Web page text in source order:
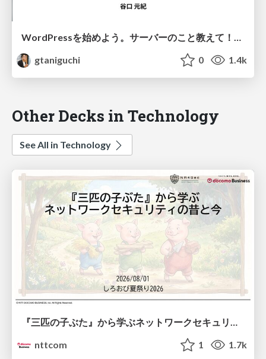
WordPressを始めよう。サーバーのこと教えて！@WordCamp男木島2018 /tellmeabouttheserver
gtaniguchi
0 1.4k
Other Decks in Technology
See All in Technology
nttcom
1 1.7k